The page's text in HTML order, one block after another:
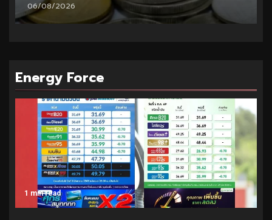
05/08/2026
Energy Force
1 min read